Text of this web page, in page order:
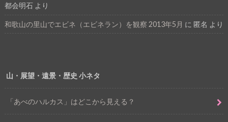
都会明石より
和歌山の里山でエビネ（エビネラン）を観察 2013年5月 に 匿名 より
山・展望・遠景・歴史 小ネタ
「あべのハルカス」はどこから見える？